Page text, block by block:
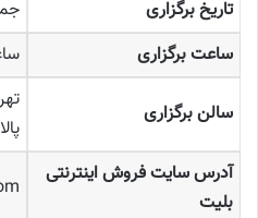
تاریخ برگزاری
جمعه
ساعت برگزاری
ساعت
سالن برگزاری
آدرس سایت فروش اینترنتی
بلیت